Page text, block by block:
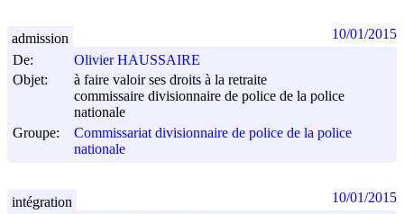
De:
Olivier HAUSSAIRE
Objet:
à faire valoir ses droits à la retraite
commissaire divisionnaire de police de la police
nationale
Groupe:
Commissariat divisionnaire de police de la police
nationale
admission 10/01/2015
intégration 10/01/2015